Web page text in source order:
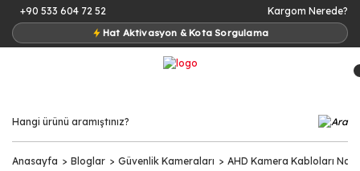
+90 533 604 72 52
Hat Aktivasyon & Kota Sorgulama
Kargom Nerede?
Anasayfa Bloglar Güvenlik Kameraları AHD Kamera Kabloları